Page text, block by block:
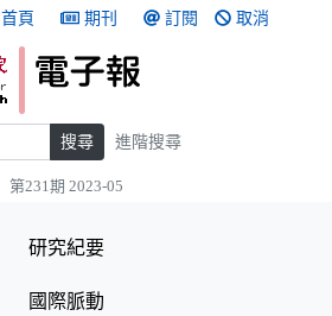
首頁 期刊 訂閱 取消
搜尋 進階搜尋
第231期 2023-05
研究紀要
國際脈動